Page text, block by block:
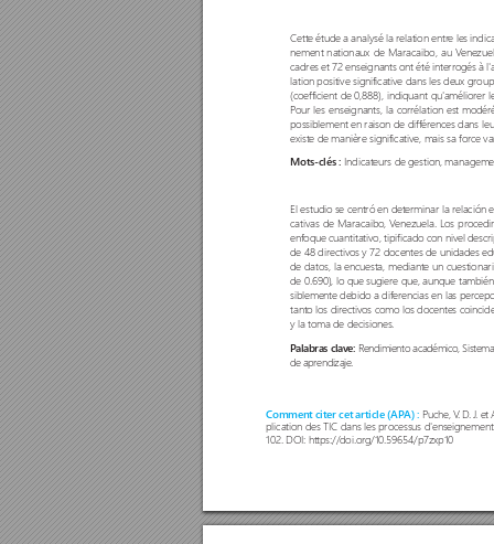
Cette étude a analysé la relation entre les
nement nationaux de Maracaibo, au V
cadres et 72 enseignants ont été interrogés à
lation positive significative dans les deux
(coefficient de 0,888), indiquant qu'améliorer
Pour les enseignants, la corrélation est modér
possiblement en raison de différences dans
existe de manière significative, mais sa force
Mots-clés : Indicateurs de gestion,
El estudio se centró en determinar la relación
cativas de Maracaibo, Venezuela. Los
enfoque cuantitativo, tipificado con nivel
de 48 directivos y 72 docentes de unidades
de datos, la encuesta, mediante un
de 0.690), lo que sugiere que, aunque
siblemente debido a diferencias en las per
tanto los directivos como los docentes
y la toma de decisiones.
Palabras clave: Rendimiento académico,
de aprendizaje.
Comment citer cet article (APA) : Puche, V. D. J. et
plication des TIC dans les processus
102. DOI: https://doi.org/10.59654/p7zxp10